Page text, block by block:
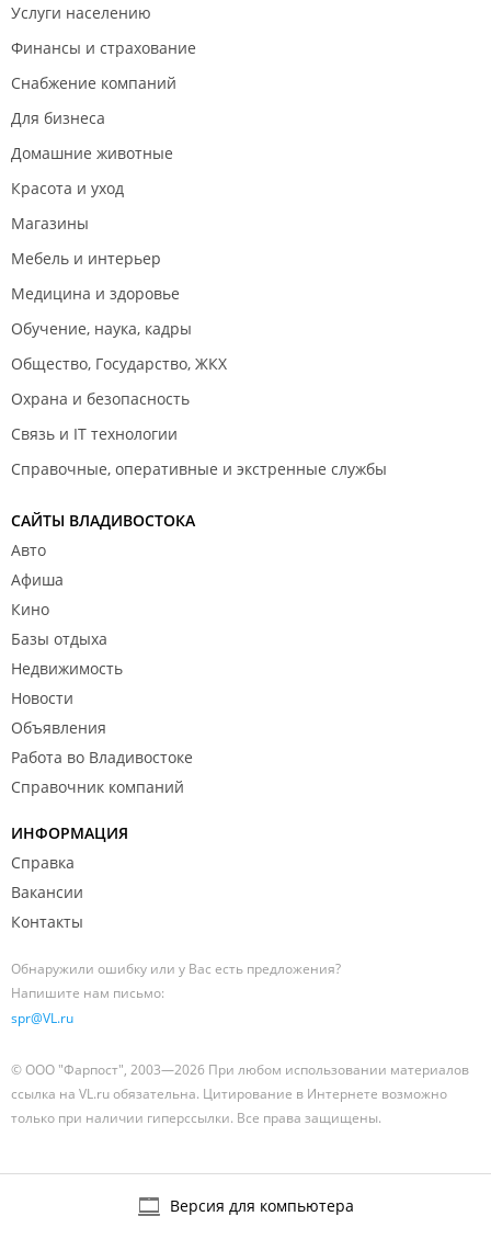
Услуги населению
Финансы и страхование
Снабжение компаний
Для бизнеса
Домашние животные
Красота и уход
Магазины
Мебель и интерьер
Медицина и здоровье
Обучение, наука, кадры
Общество, Государство, ЖКХ
Охрана и безопасность
Связь и IT технологии
Справочные, оперативные и экстренные службы
САЙТЫ ВЛАДИВОСТОКА
Авто
Афиша
Кино
Базы отдыха
Недвижимость
Новости
Объявления
Работа во Владивостоке
Справочник компаний
ИНФОРМАЦИЯ
Справка
Вакансии
Контакты
Обнаружили ошибку или у Вас есть предложения?
Напишите нам письмо:
spr@VL.ru
© ООО "Фарпост", 2003—2026 При любом использовании материалов
ссылка на VL.ru обязательна. Цитирование в Интернете возможно
только при наличии гиперссылки. Все права защищены.
Версия для компьютера